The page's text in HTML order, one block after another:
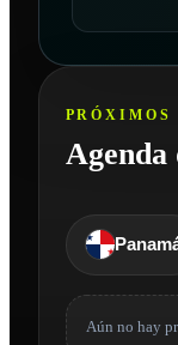
PRÓXIMOS
Agenda
Aún no hay